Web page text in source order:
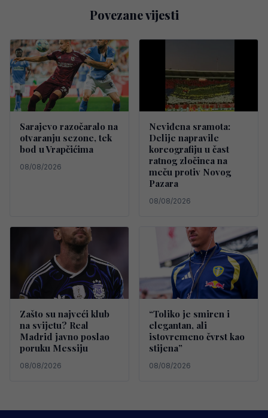
Povezane vijesti
Sarajevo razočaralo na
otvaranju sezone, tek
bod u Vrapčićima
08/08/2026
Neviđena sramota:
Delije napravile
koreografiju u čast
ratnog zločinca na
meču protiv Novog
Pazara
08/08/2026
Zašto su najveći klub
na svijetu? Real
Madrid javno poslao
poruku Messiju
08/08/2026
“Toliko je smiren i
elegantan, ali
istovremeno čvrst kao
stijena”
08/08/2026